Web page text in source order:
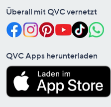
Überall mit QVC vernetzt
QVC Apps herunterladen